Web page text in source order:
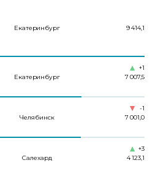
Екатеринбург 9 414,1
Екатеринбург 7 007,5
+1
Челябинск 7 001,0
-1
Салехард 4 123,1
+3